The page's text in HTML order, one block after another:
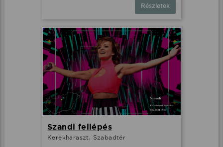
Részletek
Szandi fellépés
Kerekharaszt, Szabadtér